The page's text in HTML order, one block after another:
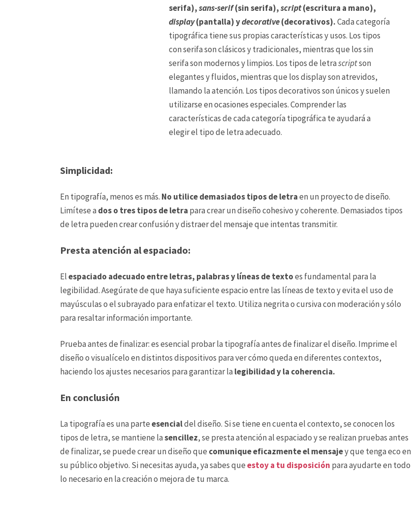
serifa),sans-serif(sin serifa),script(escritura a mano),
display(pantalla) ydecorative(decorativos).Cada categoría
tipográfica tiene sus propias características y usos. Los tipos
con serifa son clásicos y tradicionales, mientras que los sin
serifa son modernos y limpios. Los tipos de letrascriptson
elegantes y fluidos, mientras que los display son atrevidos,
llamando la atención. Los tipos decorativos son únicos y suelen
utilizarse en ocasiones especiales. Comprender las
características de cada categoría tipográfica te ayudará a
elegir el tipo de letra adecuado.
Simplicidad:
En tipografía, menos es más. No utilice demasiados tipos de letraen un proyecto de diseño.
Limítese a dos o tres tipos de letra para crear un diseño cohesivo y coherente. Demasiados tipos
de letra pueden crear confusión y distraer del mensaje que intentas transmitir.
Presta atención al espaciado:
Elespaciado adecuado entre letras, palabras y líneas de textoes fundamental para la
legibilidad. Asegúrate de que haya suficiente espacio entre las líneas de texto y evita el uso de
mayúsculas o el subrayado para enfatizar el texto. Utiliza negrita o cursiva con moderación y sólo
para resaltar información importante.
Prueba antes de finalizar: es esencial probar la tipografía antes de finalizar el diseño. Imprime el
diseño o visualícelo en distintos dispositivos para ver cómo queda en diferentes contextos,
haciendo los ajustes necesarios para garantizar la legibilidad y la coherencia.
En conclusión
La tipografía es una parteesencialdel diseño. Si se tiene en cuenta el contexto, se conocen los
tipos de letra, se mantiene lasencillez, se presta atención al espaciado y se realizan pruebas antes
de finalizar, se puede crear un diseño que comunique eficazmente el mensajey que tenga eco en
su público objetivo. Si necesitas ayuda, ya sabes queestoy a tu disposición para ayudarte en todo
lo necesario en la creación o mejora de tu marca.